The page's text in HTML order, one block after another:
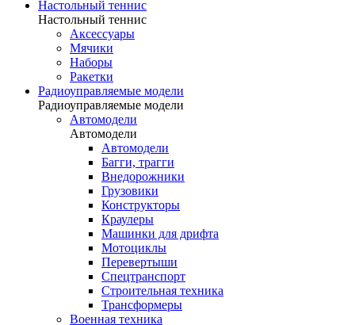
Настольный теннис
Настольный теннис
Аксессуары
Мячики
Наборы
Ракетки
Радиоуправляемые модели
Радиоуправляемые модели
Автомодели
Автомодели
Автомодели
Багги, трагги
Внедорожники
Грузовики
Конструкторы
Краулеры
Машинки для дрифта
Мотоциклы
Перевертыши
Спецтранспорт
Строительная техника
Трансформеры
Военная техника